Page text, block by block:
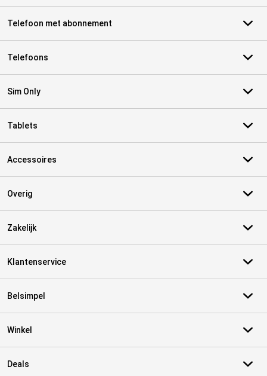
Telefoon met abonnement
Telefoons
Sim Only
Tablets
Accessoires
Overig
Zakelijk
Klantenservice
Belsimpel
Winkel
Deals